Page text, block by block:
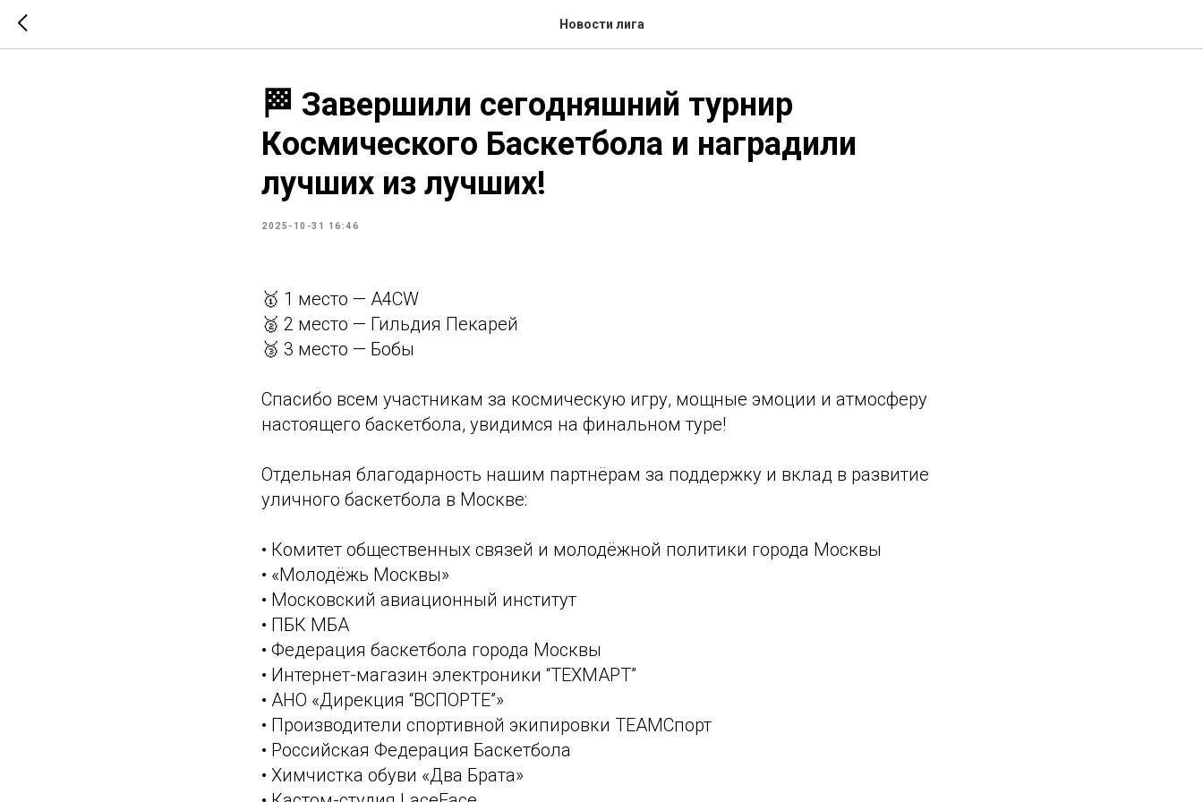
Новости лига
🏁 Завершили сегодняшний турнир
Космического Баскетбола и наградили
лучших из лучших!
2025-10-31 16:46
🥇 1 место — A4CW
🥈 2 место — Гильдия Пекарей
🥉 3 место — Бобы
Спасибо всем участникам за космическую игру, мощные эмоции и атмосферу
настоящего баскетбола, увидимся на финальном туре!
Отдельная благодарность нашим партнёрам за поддержку и вклад в развитие
уличного баскетбола в Москве:
• Комитет общественных связей и молодёжной политики города Москвы
• «Молодёжь Москвы»
• Московский авиационный институт
• ПБК МБА
• Федерация баскетбола города Москвы
• Интернет-магазин электроники “ТЕХМАРТ”
• АНО «Дирекция “ВСПОРТЕ”»
• Производители спортивной экипировки TEAMСпорт
• Российская Федерация Баскетбола
• Химчистка обуви «Два Брата»